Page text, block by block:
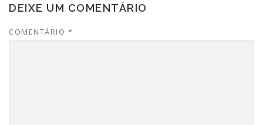
DEIXE UM COMENTÁRIO
COMENTÁRIO *